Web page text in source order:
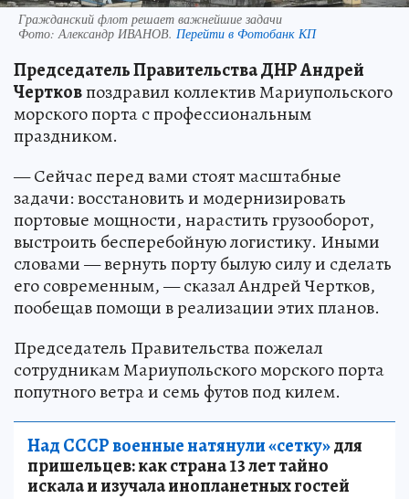
Гражданский флот решает важнейшие задачи
Фото: Александр ИВАНОВ. Перейти в Фотобанк КП
Председатель Правительства ДНР Андрей
Чертковпоздравил коллектив Мариупольского
морского порта с профессиональным
праздником.
— Сейчас перед вами стоят масштабные
задачи: восстановить и модернизировать
портовые мощности, нарастить грузооборот,
выстроить бесперебойную логистику. Иными
словами — вернуть порту былую силу и сделать
его современным, — сказал Андрей Чертков,
пообещав помощи в реализации этих планов.
Председатель Правительства пожелал
сотрудникам Мариупольского морского порта
попутного ветра и семь футов под килем.
Над СССР военные натянули «сетку»для
пришельцев: как страна 13 лет тайно
искала и изучала инопланетных гостей